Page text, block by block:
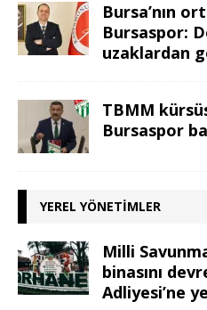
Bursa’nın
Bursaspor:
uzaklardan
TBMM
Bursaspor
YEREL YÖNETIMLER
Milli
binasını
Adliyesi’ne